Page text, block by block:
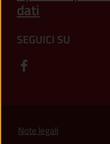
dati
SEGUICI SU
Note legali